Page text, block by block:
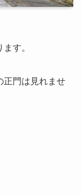
す。
正門は見れませ